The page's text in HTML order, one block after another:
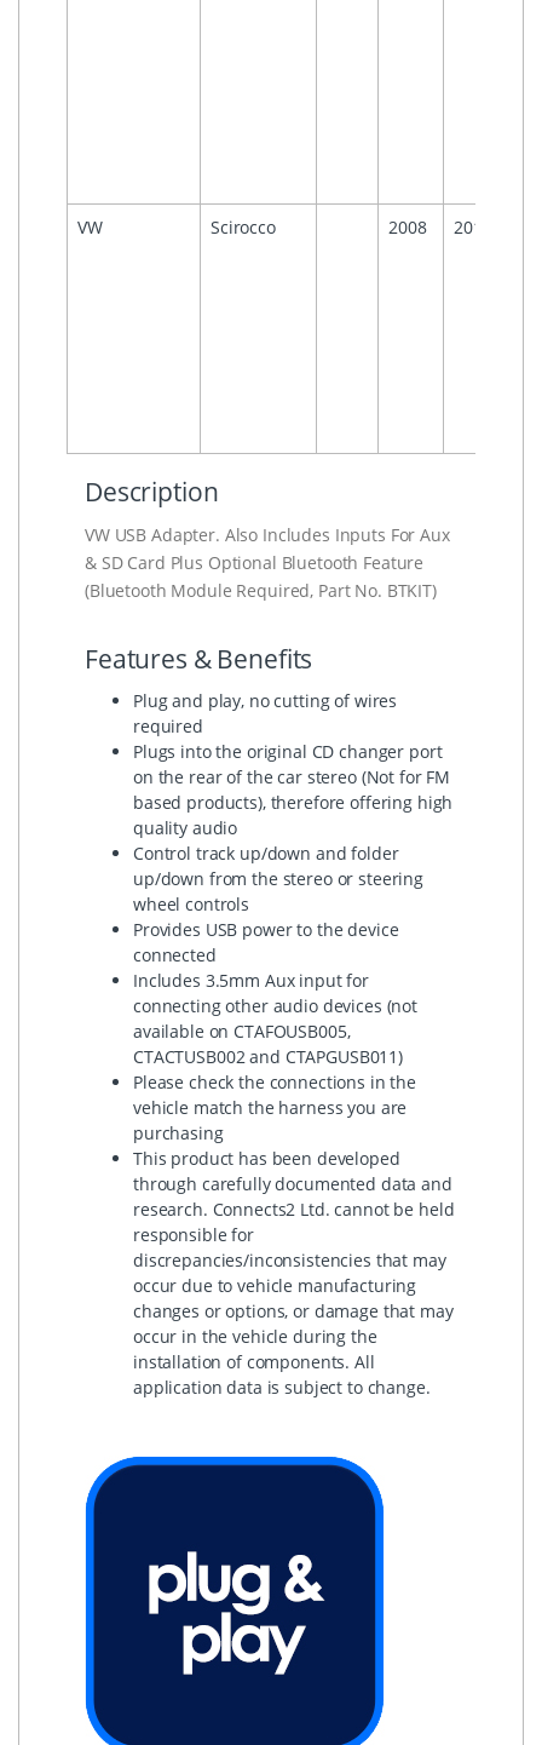
VW
Scirocco 2008 2015
Description
VW USB Adapter. Also Includes Inputs For Aux
& SD Card Plus Optional Bluetooth Feature
(Bluetooth Module Required, Part No. BTKIT)
Features & Benefits
Plug and play, no cutting of wires
required
Plugs into the original CD changer port
on the rear of the car stereo (Not for FM
based products), therefore offering high
quality audio
Control track up/down and folder
up/down from the stereo or steering
wheel controls
Provides USB power to the device
connected
Includes 3.5mm Aux input for
connecting other audio devices (not
available on CTAFOUSB005,
CTACTUSB002 and CTAPGUSB011)
Please check the connections in the
vehicle match the harness you are
purchasing
This product has been developed
through carefully documented data and
research. Connects2 Ltd. cannot be held
responsible for
discrepancies/inconsistencies that may
occur due to vehicle manufacturing
changes or options, or damage that may
occur in the vehicle during the
installation of components. All
application data is subject to change.